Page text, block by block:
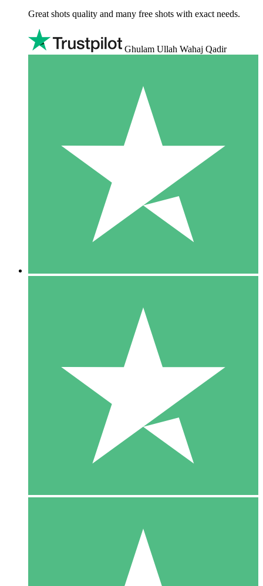
Great shots quality and many free shots with exact needs.
Ghulam Ullah Wahaj Qadir